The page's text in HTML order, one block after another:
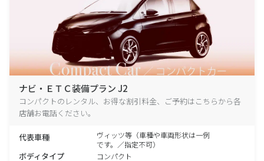
ナビ・ＥＴＣ装備プラン J2
コンパクトのレンタル、お得な割引料金、ご予約はこちらから各
店舗お電話ください。
代表車種
ヴィッツ等（車種や車両形状は一例
です。／指定不可）
ボディタイプ コンパクト